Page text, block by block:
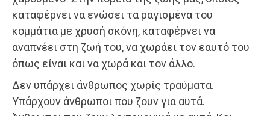
καταφέρνει να ενώσει τα ραγισμένα του
κομμάτια με χρυσή σκόνη, καταφέρνει να
αναπνέει στη ζωή του, να χωράει τον εαυτό του
όπως είναι και να χωρά και τον άλλο.
Δεν υπάρχει άνθρωπος χωρίς τραύματα.
Υπάρχουν άνθρωποι που ζουν για αυτά.